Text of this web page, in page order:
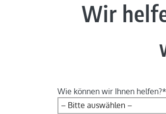
Wir
Wie können wir Ihnen helfen?*